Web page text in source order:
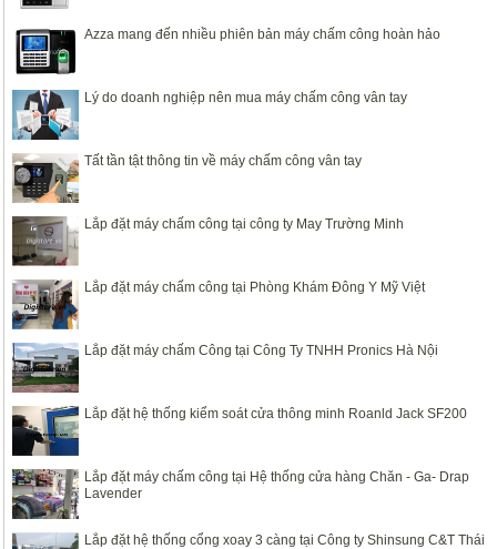
Azza mang đến nhiều phiên bản máy chấm công hoàn hảo
Lý do doanh nghiệp nên mua máy chấm công vân tay
Tất tần tật thông tin về máy chấm công vân tay
Lắp đặt máy chấm công tại công ty May Trường Minh
Lắp đặt máy chấm công tại Phòng Khám Đông Y Mỹ Việt
Lắp đặt máy chấm Công tại Công Ty TNHH Pronics Hà Nội
Lắp đặt hệ thống kiểm soát cửa thông minh Roanld Jack SF200
Lắp đặt máy chấm công tại Hệ thống cửa hàng Chăn - Ga- Drap
Lavender
Lắp đặt hệ thống cổng xoay 3 càng tại Công ty Shinsung C&T Thái